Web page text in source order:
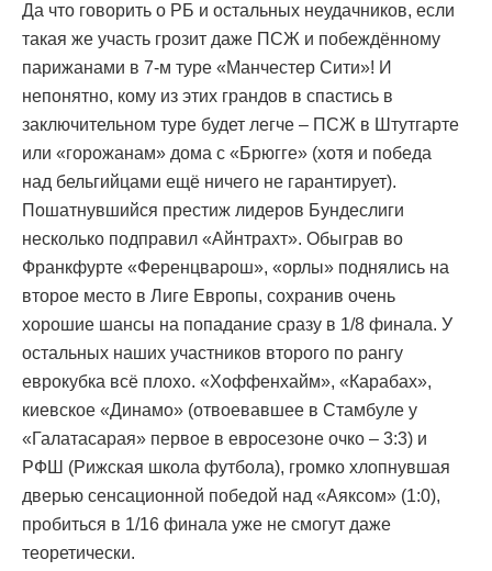
Да что говорить о РБ и остальных неудачников, если
такая же участь грозит даже ПСЖ и побеждённому
парижанами в 7-м туре «Манчестер Сити»! И
непонятно, кому из этих грандов в спастись в
заключительном туре будет легче – ПСЖ в Штутгарте
или «горожанам» дома с «Брюгге» (хотя и победа
над бельгийцами ещё ничего не гарантирует).
Пошатнувшийся престиж лидеров Бундеслиги
несколько подправил «Айнтрахт». Обыграв во
Франкфурте «Ференцварош», «орлы» поднялись на
второе место в Лиге Европы, сохранив очень
хорошие шансы на попадание сразу в 1/8 финала. У
остальных наших участников второго по рангу
еврокубка всё плохо. «Хоффенхайм», «Карабах»,
киевское «Динамо» (отвоевавшее в Стамбуле у
«Галатасарая» первое в евросезоне очко – 3:3) и
РФШ (Рижская школа футбола), громко хлопнувшая
дверью сенсационной победой над «Аяксом» (1:0),
пробиться в 1/16 финала уже не смогут даже
теоретически.